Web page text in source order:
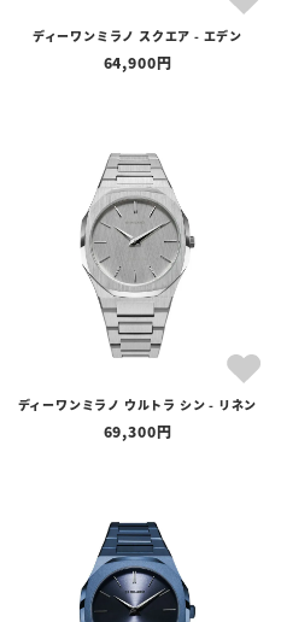
ディーワンミラノ スクエア - エデン
64,900
ディーワンミラノ ウルトラ シン - リネン
69,300